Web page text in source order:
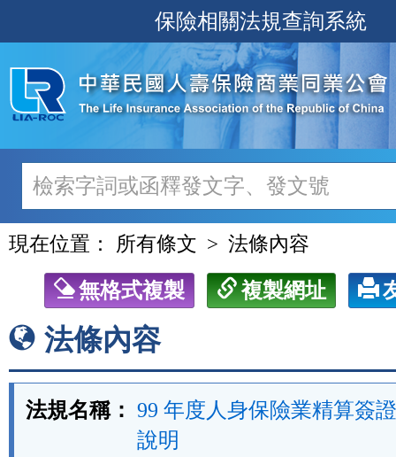
至
主
內
容
保險相關法規查詢系統
現在位置： 所有條文 法條內容
無格式複製 複製網址
法條內容
法規名稱： 99 年度人身保險業精算簽
說明